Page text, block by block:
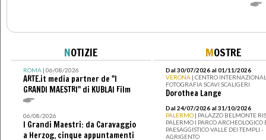
NOTIZIE
ROMA| 06/08/2026
ARTE.it media partner de "I
GRANDI MAESTRI" di KUBLAI Film
06/08/2026
I Grandi Maestri: da Caravaggio
a Herzog, cinque appuntamenti
MOSTRE
Dal 30/07/2026 al 01/11/2026
VERONA | CENTRO
FOTOGRAFIA SCAVI SCALIGERI
Dorothea Lange
Dal 24/07/2026 al 31/10/2026
PALERMO | PALAZZO BELMONTE
PALERMO I PARCO ARCHEOLOGICO
PAESAGGISTICO VALLE DEI TEMPLI -
AGRIGENTO